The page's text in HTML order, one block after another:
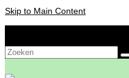
Skip to Main Content
Zoeken